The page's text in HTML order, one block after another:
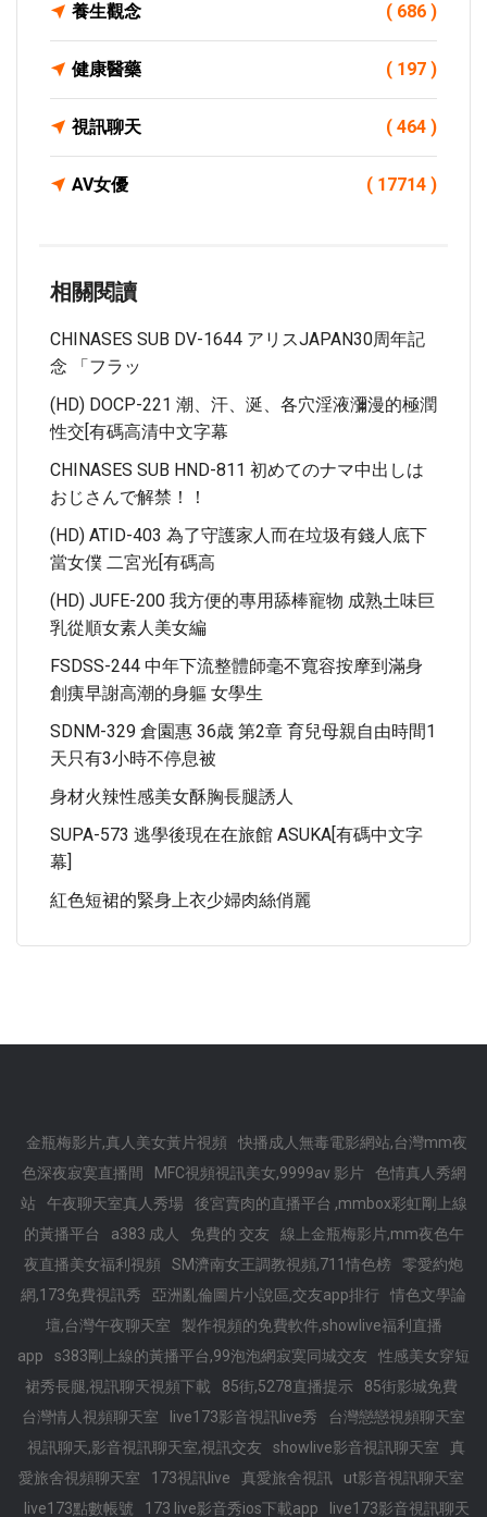
養生觀念 ( 686 )
健康醫藥 ( 197 )
視訊聊天 ( 464 )
AV女優 ( 17714 )
相關閱讀
CHINASES SUB DV-1644 アリスJAPAN30周年記
念 「フラッ
(HD) DOCP-221 潮、汗、涎、各穴淫液瀰漫的極潤
性交[有碼高清中文字幕
CHINASES SUB HND-811 初めてのナマ中出しは
おじさんで解禁！！
(HD) ATID-403 為了守護家人而在垃圾有錢人底下
當女僕 二宮光[有碼高
(HD) JUFE-200 我方便的專用舔棒寵物 成熟土味巨
乳從順女素人美女編
FSDSS-244 中年下流整體師毫不寬容按摩到滿身
創痍早謝高潮的身軀 女學生
SDNM-329 倉園惠 36歳 第2章 育兒母親自由時間1
天只有3小時不停息被
身材火辣性感美女酥胸長腿誘人
SUPA-573 逃學後現在在旅館 ASUKA[有碼中文字
幕]
紅色短裙的緊身上衣少婦肉絲俏麗
金瓶梅影片,真人美女黃片視頻
快播成人無毒電影網站,台灣mm夜
色深夜寂寞直播間
MFC視頻視訊美女,9999av 影片
色情真人秀網
站
午夜聊天室真人秀場
後宮賣肉的直播平台 ,mmbox彩虹剛上線
的黃播平台
a383 成人 免費的 交友
線上金瓶梅影片,mm夜色午
夜直播美女福利視頻
SM濟南女王調教視頻,711情色榜
零愛約炮
網,173免費視訊秀
亞洲亂倫圖片小說區,交友app排行
情色文學論
壇,台灣午夜聊天室
製作視頻的免費軟件,showlive福利直播
app
s383剛上線的黃播平台,99泡泡網寂寞同城交友
性感美女穿短
裙秀長腿,視訊聊天視頻下載
85街,5278直播提示
85街影城免費
台灣情人視頻聊天室
live173影音視訊live秀
台灣戀戀視頻聊天室
視訊聊天,影音視訊聊天室,視訊交友
showlive影音視訊聊天室
真
愛旅舍視頻聊天室
173視訊live 真愛旅舍視訊
ut影音視訊聊天室
live173點數帳號
173 live影音秀ios下載app live173影音視訊聊天